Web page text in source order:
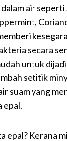
air seperti
secara
untuk
setitik
suam yang
epal.
epal? Kerana